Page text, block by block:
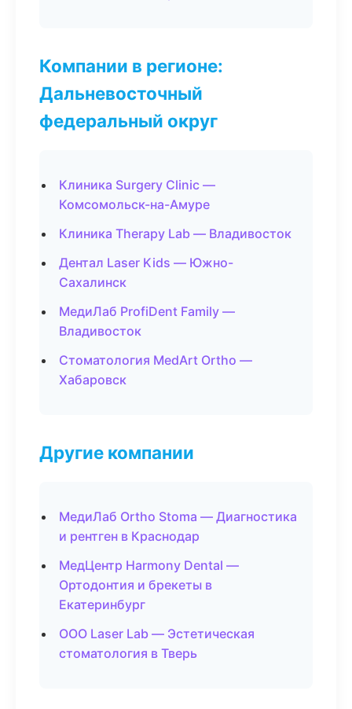
Компании в регионе:
Дальневосточный
федеральный округ
Клиника Surgery Clinic —
Комсомольск-на-Амуре
Клиника Therapy Lab — Владивосток
Дентал Laser Kids — Южно-
Сахалинск
МедиЛаб ProfiDent Family —
Владивосток
Стоматология MedArt Ortho —
Хабаровск
Другие компании
МедиЛаб Ortho Stoma — Диагностика
и рентген в Краснодар
МедЦентр Harmony Dental —
Ортодонтия и брекеты в
Екатеринбург
ООО Laser Lab — Эстетическая
стоматология в Тверь